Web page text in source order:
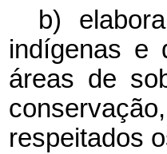
b)
indígenas e
áreas de
respeitados